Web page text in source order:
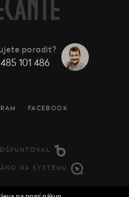
poradit?
101 486
FACEBOOK
NA SYSTÉMU